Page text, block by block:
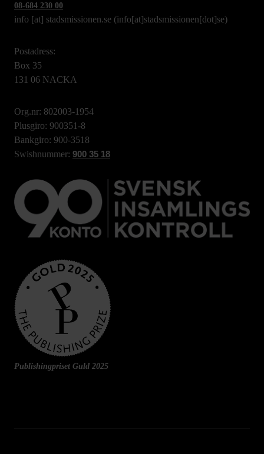
08-684 230 00
info [at] stadsmissionen.se (info[at]stadsmissionen[dot]se)
Postadress:
Box 35
131 06 NACKA
Org.nr: 802003-1954
Plusgiro: 900351-8
Bankgiro: 900-3518
Swishnummer: 900 35 18
Publishingpriset Guld 2025